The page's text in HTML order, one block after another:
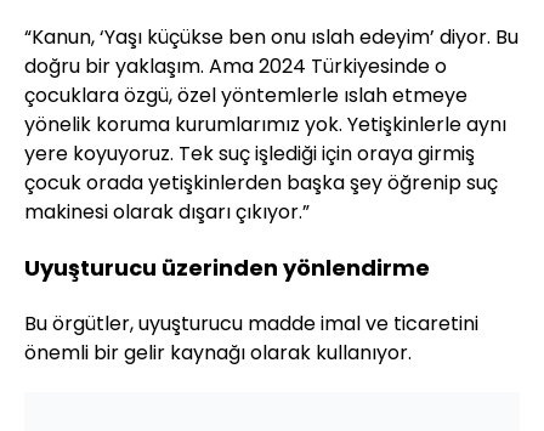
“Kanun, ‘Yaşı küçükse ben onu ıslah edeyim’ diyor. Bu
doğru bir yaklaşım. Ama 2024 Türkiyesinde o
çocuklara özgü, özel yöntemlerle ıslah etmeye
yönelik koruma kurumlarımız yok. Yetişkinlerle aynı
yere koyuyoruz. Tek suç işlediği için oraya girmiş
çocuk orada yetişkinlerden başka şey öğrenip suç
makinesi olarak dışarı çıkıyor.”
Uyuşturucu üzerinden yönlendirme
Bu örgütler, uyuşturucu madde imal ve ticaretini
önemli bir gelir kaynağı olarak kullanıyor.